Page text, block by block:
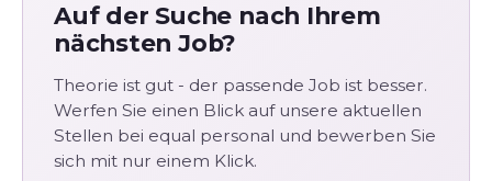
Auf der Suche nach Ihrem
nächsten Job?
Theorie ist gut - der passende Job ist besser.
Werfen Sie einen Blick auf unsere aktuellen
Stellen bei equal personal und bewerben Sie
sich mit nur einem Klick.